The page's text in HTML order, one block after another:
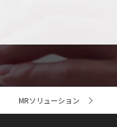
MRソリューション